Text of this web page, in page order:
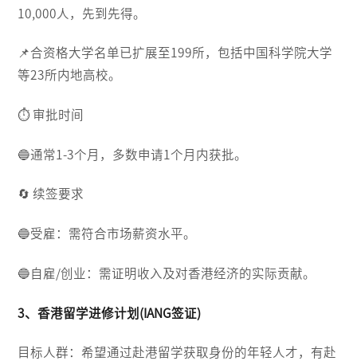
10,000人，先到先得。
📌合资格大学名单已扩展至199所，包括中国科学院大学
等23所内地高校。
⏱ 审批时间
🔵通常1-3个月，多数申请1个月内获批。
🔄 续签要求
🔵受雇：需符合市场薪资水平。
🔵自雇/创业：需证明收入及对香港经济的实际贡献。
3、香港留学进修计划(IANG签证)
目标人群：希望通过赴港留学获取身份的年轻人才，有赴